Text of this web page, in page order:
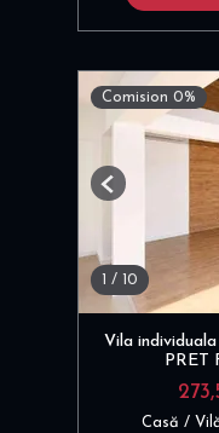
Comision 0%
/ 10
Previous
Vila
PRET
Casă /